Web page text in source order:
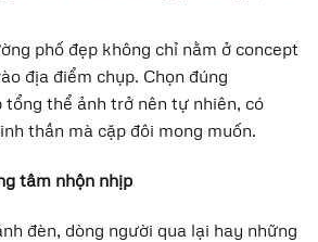
phố đẹp không chỉ nằm ở concept
địa điểm chụp. Chọn đúng
tổng thể ảnh trở nên tự nhiên, có
thần mà cặp đôi mong muốn.
tâm nhộn nhịp
đèn, dòng người qua lại hay những